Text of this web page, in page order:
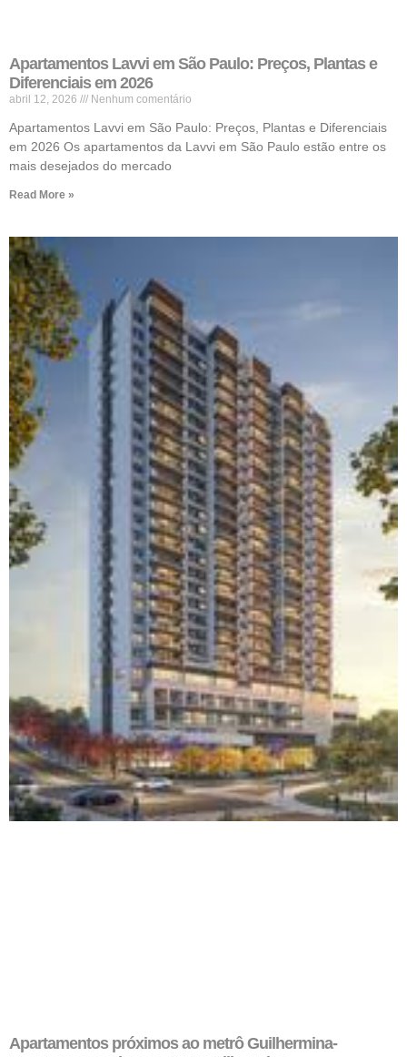
Apartamentos Lavvi em São Paulo: Preços, Plantas e
Diferenciais em 2026
abril 12, 2026 Nenhum comentário
Apartamentos Lavvi em São Paulo: Preços, Plantas e Diferenciais
em 2026 Os apartamentos da Lavvi em São Paulo estão entre os
mais desejados do mercado
Read More »
Apartamentos próximos ao metrô Guilhermina-